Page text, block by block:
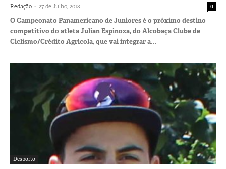
Redação - 27 de Julho, 2018 0
O Campeonato Panamericano de Juniores é o próximo destino
competitivo do atleta Julian Espinoza, do Alcobaça Clube de
Ciclismo/Crédito Agrícola, que vai integrar a...
Desporto